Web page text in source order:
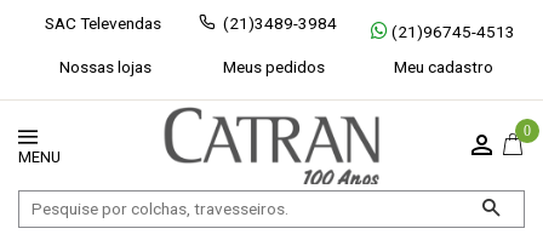
SAC Televendas (21)3489-3984
(21)96745-4513
Nossas lojas
Meus pedidos Meu cadastro
0